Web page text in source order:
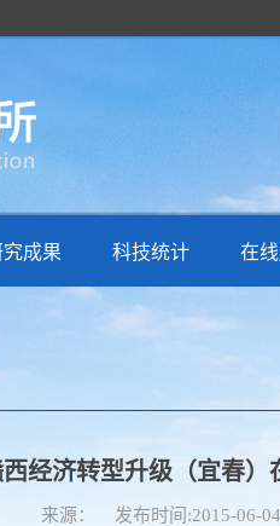
成果 科技统计 在
经济转型升级（宜春）
来源： 发布时间:2015-06-